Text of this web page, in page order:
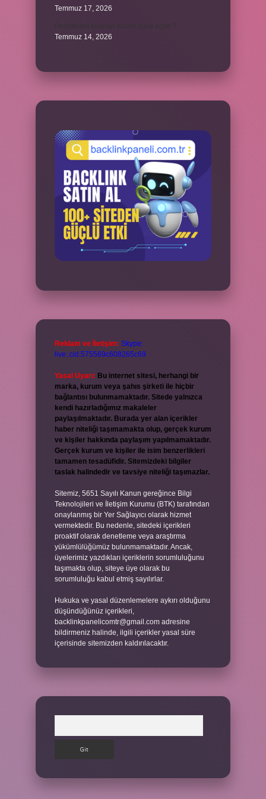
Temmuz 17, 2026
Temmuz 14, 2026
Reklam ve İletişim: Skype:
live:.cid.575569c608265c69
Yasal Uyarı: Bu internet sitesi, herhangi bir
marka, kurum veya şahıs şirketi ile hiçbir
bağlantısı bulunmamaktadır. Sitede yalnızca
kendi hazırladığımız makaleler
paylaşılmaktadır. Burada yer alan içerikler
haber niteliği taşımamakta olup, gerçek kurum
ve kişiler hakkında paylaşım yapılmamaktadır.
Gerçek kurum ve kişiler ile isim benzerlikleri
tamamen tesadüfidir. Sitemizdeki bilgiler
taslak halindedir ve tavsiye niteliği taşımazlar.
Sitemiz, 5651 Sayılı Kanun gereğince Bilgi
Teknolojileri ve İletişim Kurumu (BTK) tarafından
onaylanmış bir Yer Sağlayıcı olarak hizmet
vermektedir. Bu nedenle, sitedeki içerikleri
proaktif olarak denetleme veya araştırma
yükümlülüğümüz bulunmamaktadır. Ancak,
üyelerimiz yazdıkları içeriklerin sorumluluğunu
taşımakta olup, siteye üye olarak bu
sorumluluğu kabul etmiş sayılırlar.
Hukuka ve yasal düzenlemelere aykırı olduğunu
düşündüğünüz içerikleri,
backlinkpanelicomtr@gmail.com adresine
bildirmeniz halinde, ilgili içerikler yasal süre
içerisinde sitemizden kaldırılacaktır.